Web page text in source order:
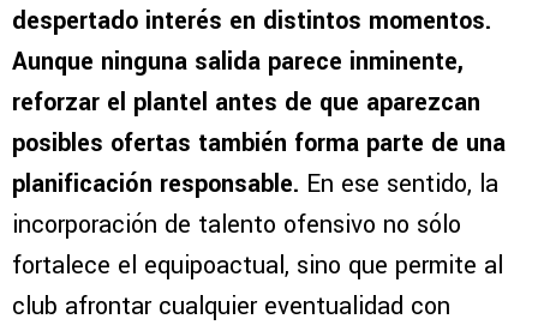
despertado interés en distintos momentos.
Aunque ninguna salida parece inminente,
reforzar el plantel antes de que aparezcan
posibles ofertas también forma parte de una
planificación responsable. En ese sentido, la
incorporación de talento ofensivo no sólo
fortalece el equipoactual, sino que permite al
club afrontar cualquier eventualidad con